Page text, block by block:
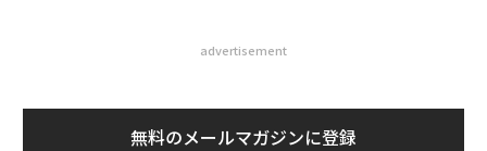
advertisement
無料のメールマガジンに登録